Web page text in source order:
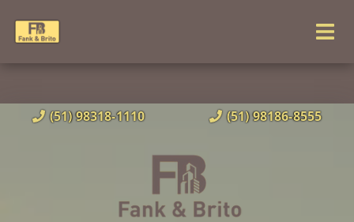
(51) 98318-1110 (51) 98186-8555